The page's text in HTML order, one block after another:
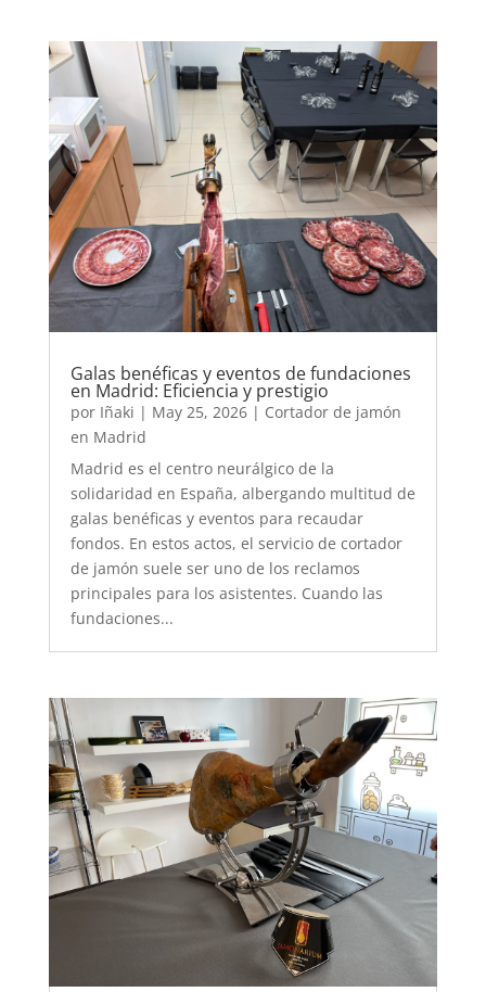
Galas benéficas y eventos de fundaciones
en Madrid: Eficiencia y prestigio
por Iñaki | May 25, 2026| Cortador de jamón
en Madrid
Madrid es el centro neurálgico de la
solidaridad en España, albergando multitud de
galas benéficas y eventos para recaudar
fondos. En estos actos, el servicio de cortador
de jamón suele ser uno de los reclamos
principales para los asistentes. Cuando las
fundaciones...